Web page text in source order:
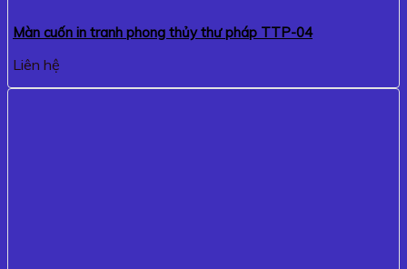
Màn cuốn in tranh phong thủy thư pháp TTP-04
Liên hệ